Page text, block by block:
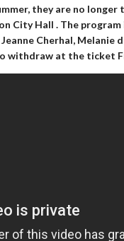
they are no
City Hall . The program
Cherhal, Melanie
withdraw at the ticket